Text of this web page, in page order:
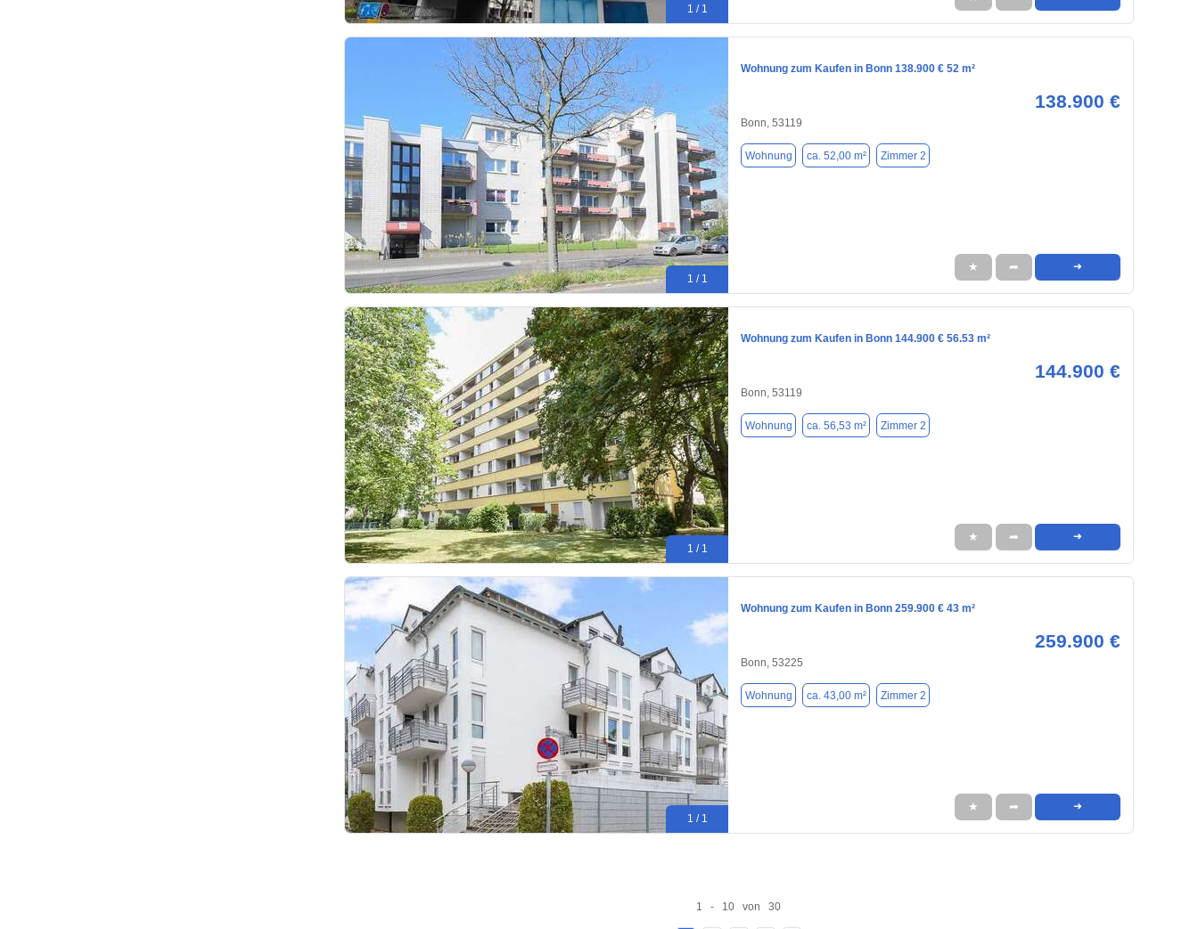
1 / 1
1 / 1
Wohnung zum Kaufen in Bonn 138.900 € 52 m²
138.900 €
Bonn, 53119
Wohnung ca. 52,00 m² Zimmer 2
★ ➦ ➜
1 / 1
Wohnung zum Kaufen in Bonn 144.900 € 56.53 m²
144.900 €
Bonn, 53119
Wohnung ca. 56,53 m² Zimmer 2
★ ➦ ➜
1 / 1
Wohnung zum Kaufen in Bonn 259.900 € 43 m²
259.900 €
Bonn, 53225
Wohnung ca. 43,00 m² Zimmer 2
★ ➦ ➜
1 - 10 von 30